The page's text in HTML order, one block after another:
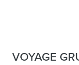
VOYAGE